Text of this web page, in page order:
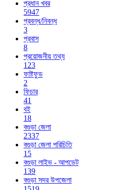
প্রধান খবর
5947
প্রবন্ধ/নিবন্ধ
3
প্রবাস
8
প্রয়োজনীয় তথ্য
123
ফাষ্টফুড
2
ফিচার
41
বই
18
বগুড়া জেলা
2337
বগুড়া জেলা পরিচিতি
15
বগুড়া লাইভ - আপডেট
139
বগুড়া সদর উপজেলা